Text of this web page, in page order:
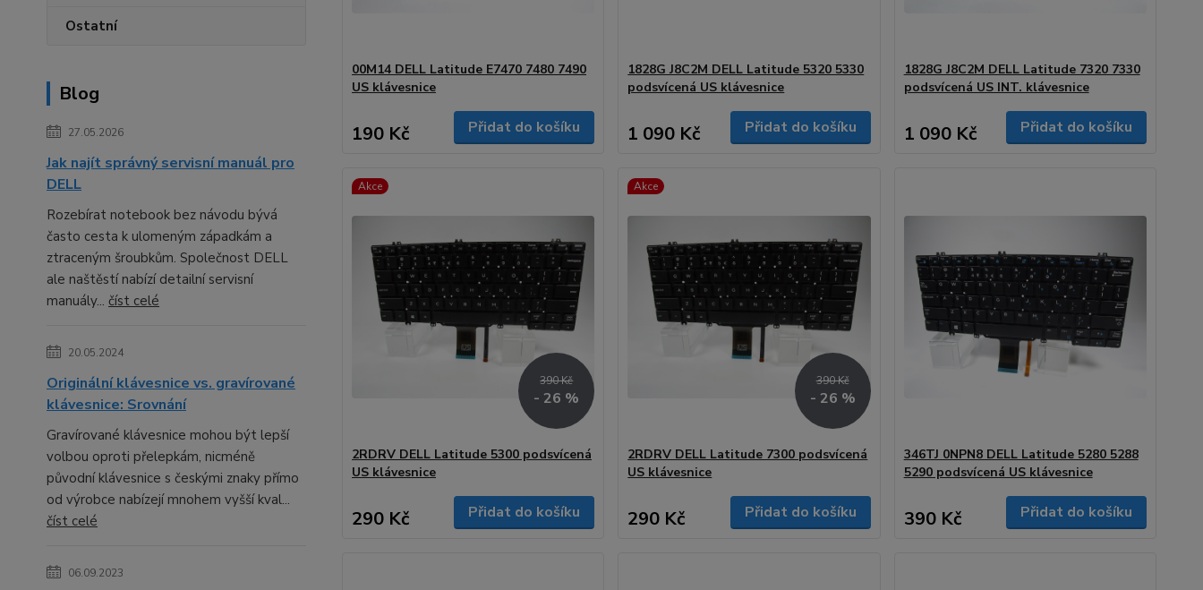
Ostatní
Blog
27.05.2026
Jak najít správný servisní manuál pro
DELL
Rozebírat notebook bez návodu bývá
často cesta k ulomeným západkám a
ztraceným šroubkům. Společnost DELL
ale naštěstí nabízí detailní servisní
manuály... číst celé
20.05.2024
Originální klávesnice vs. gravírované
klávesnice: Srovnání
Gravírované klávesnice mohou být lepší
volbou oproti přelepkám, nicméně
původní klávesnice s českými znaky přímo
od výrobce nabízejí mnohem vyšší kval...
číst celé
06.09.2023
00M14 DELL Latitude E7470 7480 7490
US klávesnice
190 Kč Přidat do košíku
1828G J8C2M DELL Latitude 5320 5330
podsvícená US klávesnice
1 090 Kč Přidat do košíku
1828G J8C2M DELL Latitude 7320 7330
podsvícená US INT. klávesnice
1 090 Kč Přidat do košíku
Akce
390 Kč
- 26 %
2RDRV DELL Latitude 5300 podsvícená
US klávesnice
290 Kč Přidat do košíku
Akce
390 Kč
- 26 %
2RDRV DELL Latitude 7300 podsvícená
US klávesnice
290 Kč Přidat do košíku
346TJ 0NPN8 DELL Latitude 5280 5288
5290 podsvícená US klávesnice
390 Kč Přidat do košíku